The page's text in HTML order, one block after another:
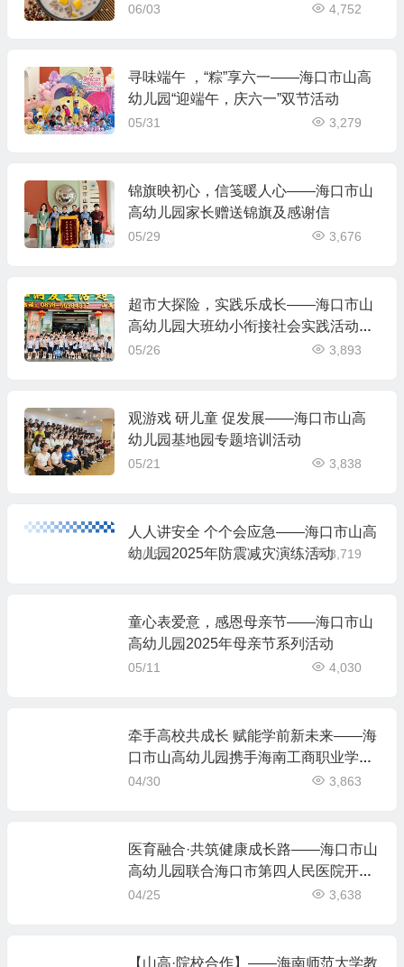
06/03 4,752
寻味端午 ，“粽”享六一——海口市山高
幼儿园“迎端午，庆六一”双节活动
05/31 3,279
锦旗映初心，信笺暖人心——海口市山
高幼儿园家长赠送锦旗及感谢信
05/29 3,676
超市大探险，实践乐成长——海口市山
高幼儿园大班幼小衔接社会实践活动之
走进超市
05/26 3,893
观游戏 研儿童 促发展——海口市山高
幼儿园基地园专题培训活动
05/21 3,838
人人讲安全 个个会应急——海口市山高
幼儿园2025年防震减灾演练活动
05/15 3,719
童心表爱意，感恩母亲节——海口市山
高幼儿园2025年母亲节系列活动
05/11 4,030
牵手高校共成长 赋能学前新未来——海
口市山高幼儿园携手海南工商职业学院
实践交流活动
04/30 3,863
医育融合·共筑健康成长路——海口市山
高幼儿园联合海口市第四人民医院开展
医育融合健康讲座
04/25 3,638
【山高·院校合作】——海南师范大学教